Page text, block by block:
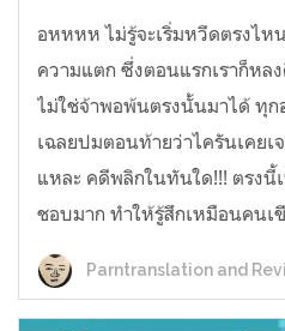
อหหหห ไม่รู้จะเริ่มหวีดตรงไห
ความแตก ซึ่งตอนแรกเราก็ห
ไม่ใช่จ้าพอพ้นตรงนั้นมาได้ ทุก
เฉลยปมตอนท้ายว่าไครันเคยเ
แหละ คดีพลิกในทันใด!!! ตรงนี้
ชอบมาก ทำให้รู้สึกเหมือนคนเ
Parntranslation and